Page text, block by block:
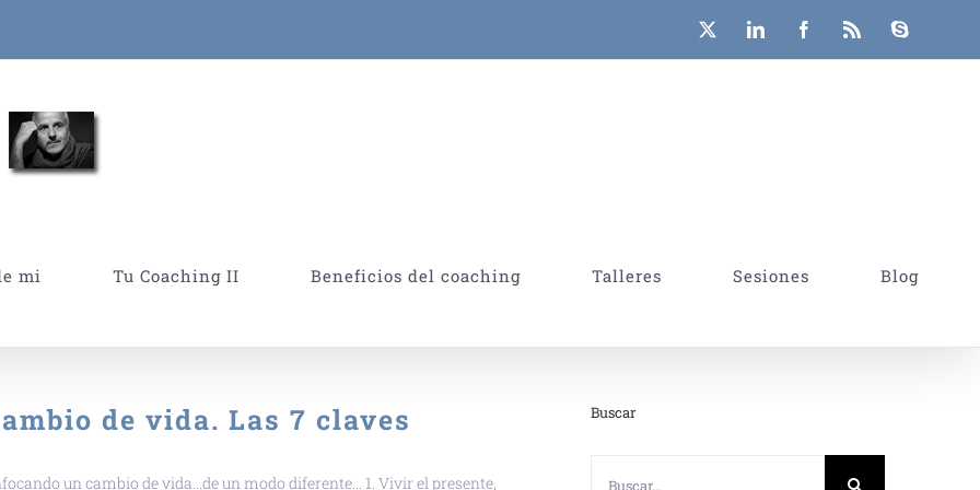
X LinkedInFacebook
Rss Skype
mi Tu Coaching II Beneficios del coaching Talleres Sesiones Blog
de vida. Las 7 claves
un cambio de vida...de un modo diferente... 1. Vivir el presente,
Buscar